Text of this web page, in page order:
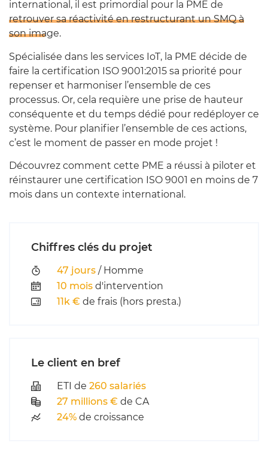
international, il est primordial pour la PME de
retrouver sa réactivité en restructurant un SMQ à
son image.
Spécialisée dans les services IoT, la PME décide de
faire la certification ISO 9001:2015 sa priorité pour
repenser et harmoniser l’ensemble de ces
processus. Or, cela requière une prise de hauteur
conséquente et du temps dédié pour redéployer ce
système. Pour planifier l’ensemble de ces actions,
c’est le moment de passer en mode projet !
Découvrez comment cette PME a réussi à piloter et
réinstaurer une certification ISO 9001 en moins de 7
mois dans un contexte international.
Chiffres clés du projet
47 jours / Homme
10 mois d'intervention
11k € de frais (hors presta.)
Le client en bref
ETI de 260 salariés
27 millions € de CA
24% de croissance